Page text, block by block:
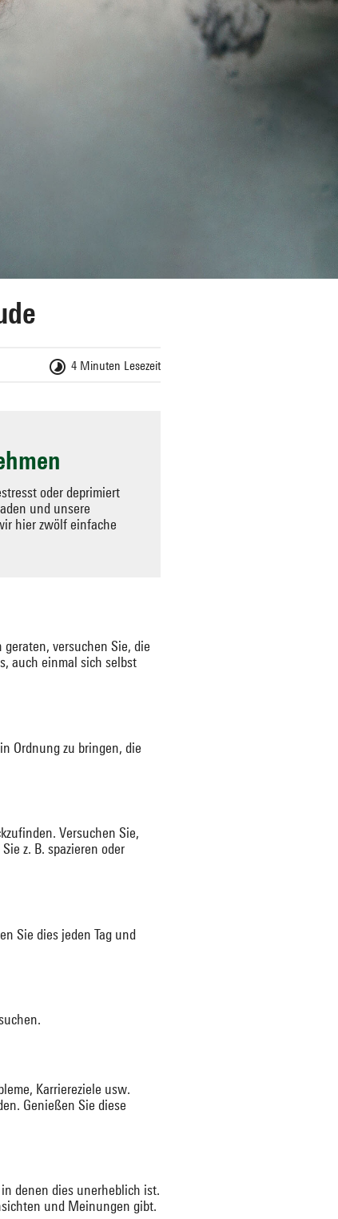
4 Minuten Lesezeit
oder deprimiert
und unsere
hier zwölf einfache
versuchen Sie, die
auch einmal sich selbst
Ordnung zu bringen, die
Versuchen Sie,
z. B. spazieren oder
Sie dies jeden Tag und
Karriereziele usw.
Genießen Sie diese
denen dies unerheblich ist.
und Meinungen gibt.